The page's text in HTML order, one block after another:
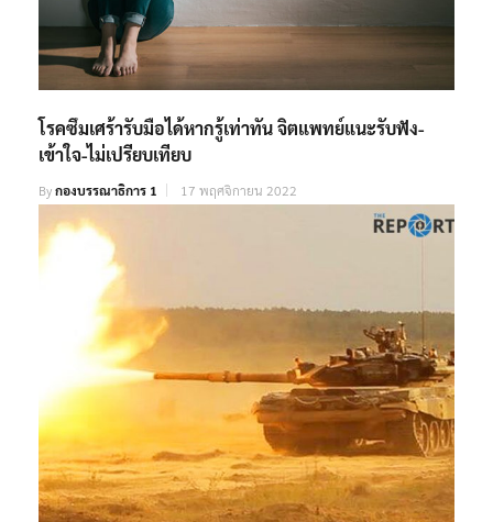
โรคซึมเศร้ารับมือได้หากรู้เท่าทัน จิตแพทย์แนะรับฟัง-
เข้าใจ-ไม่เปรียบเทียบ
Byกองบรรณาธิการ 1 17 พฤศจิกายน 2022